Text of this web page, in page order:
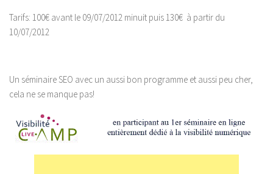
Tarifs: 100€ avant le 09/07/2012 minuit puis 130€ à partir du
10/07/2012
Un séminaire SEO avec un aussi bon programme et aussi peu cher,
cela ne se manque pas!